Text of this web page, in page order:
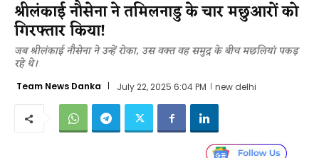
श्रीलंकाई नौसेना ने तमिलनाडु के चार मछुआरों को
गिरफ्तार किया!
जब श्रीलंकाई नौसेना ने उन्हें रोका, उस वक्त वह समुद्र के बीच मछलियां पकड़
रहे थे।
Team News Danka July 22, 2025 6:04 PM new delhi